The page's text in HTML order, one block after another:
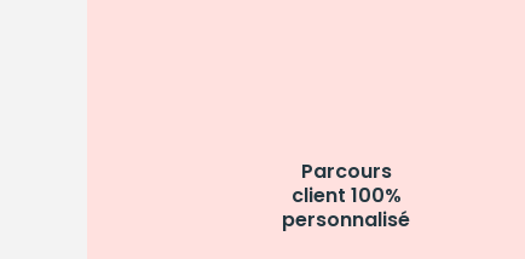
Parcours
client 100%
personnalisé